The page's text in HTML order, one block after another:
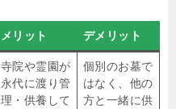
メリット デメリット
寺院や霊園が
永代に渡り管
理・供養して
個別のお墓で
はなく、他の
方と一緒に供